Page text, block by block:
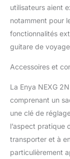
utilisateurs aient
notamment pour
fonctionnalités
guitare de
Accessoires et
La Enya NEXG
comprenant un
une clé de
l’aspect pratique
transporter et à
particulièrement